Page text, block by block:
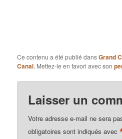
Ce contenu a été publié dansGrand
Canal. Mettez-le en favori avec son
Laisser un
Votre adresse e-mail ne sera
obligatoires sont indiqués avec